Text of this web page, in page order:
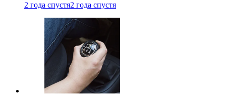
2 года спустя2 года спустя